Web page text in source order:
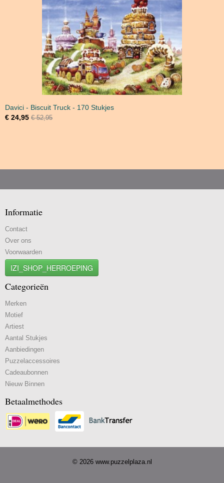
Davici - Biscuit Truck - 170 Stukjes
€ 24,95 € 52,95
Informatie
Contact
Over ons
Voorwaarden
IZI_SHOP_HERROEPING
Categorieën
Merken
Motief
Artiest
Aantal Stukjes
Aanbiedingen
Puzzelaccessoires
Cadeaubonnen
Nieuw Binnen
Betaalmethodes
© 2026 www.puzzelplaza.nl